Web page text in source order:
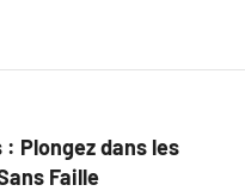
Plongez dans les
Faille